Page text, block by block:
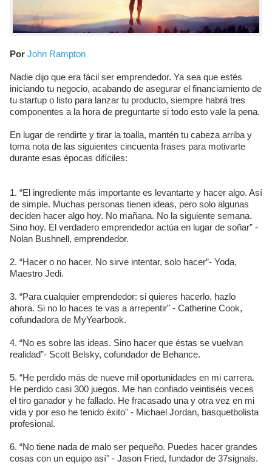
Por John Rampton
Nadie dijo que era fácil ser emprendedor. Ya sea que estés
iniciando tu negocio, acabando de asegurar el financiamiento de
tu startup o listo para lanzar tu producto, siempre habrá tres
componentes a la hora de preguntarte si todo esto vale la pena.
En lugar de rendirte y tirar la toalla, mantén tu cabeza arriba y
toma nota de las siguientes cincuenta frases para motivarte
durante esas épocas difíciles:
1. “El ingrediente más importante es levantarte y hacer algo. Así
de simple. Muchas personas tienen ideas, pero solo algunas
deciden hacer algo hoy. No mañana. No la siguiente semana.
Sino hoy. El verdadero emprendedor actúa en lugar de soñar” -
Nolan Bushnell, emprendedor.
2. “Hacer o no hacer. No sirve intentar, solo hacer”- Yoda,
Maestro Jedi.
3. “Para cualquier emprendedor: si quieres hacerlo, hazlo
ahora. Si no lo haces te vas a arrepentir” - Catherine Cook,
cofundadora de MyYearbook.
4. “No es sobre las ideas. Sino hacer que éstas se vuelvan
realidad”- Scott Belsky, cofundador de Behance.
5. “He perdido más de nueve mil oportunidades en mi carrera.
He perdido casi 300 juegos. Me han confiado veintiséis veces
el tiro ganador y he fallado. He fracasado una y otra vez en mi
vida y por eso he tenido éxito" - Michael Jordan, basquetbolista
profesional.
6. “No tiene nada de malo ser pequeño. Puedes hacer grandes
cosas con un equipo así" - Jason Fried, fundador de 37signals.